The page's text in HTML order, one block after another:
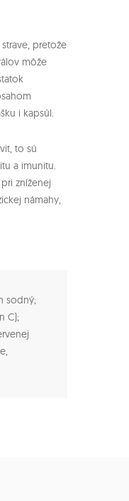
pretože
môže
i kapsúl.
to sú
a imunitu.
zníženej
námahy,
sodný;
C);